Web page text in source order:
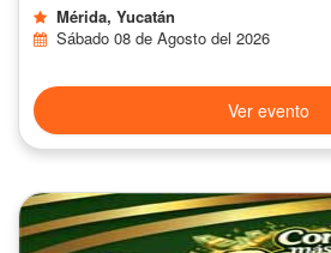
Mérida, Yucatán
Sábado 08 de Agosto del 2026
Ver evento